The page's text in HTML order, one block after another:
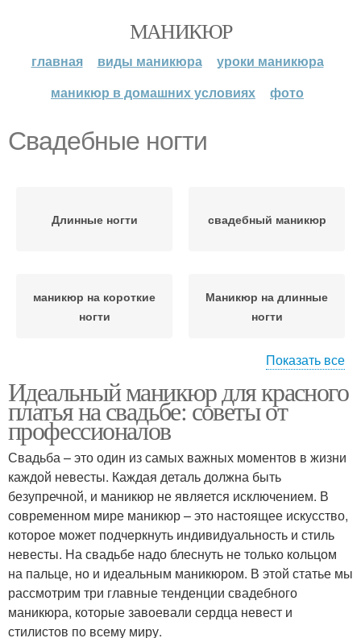
МАНИКЮР
главная виды маникюра
уроки маникюра
маникюр в домашних условиях
фото
Свадебные ногти
Длинные ногти свадебный маникюр
маникюр на короткие
ногти
Маникюр на длинные
ногти
Лак для свадебного
маникюра
Свадебное платье
Показать все
Идеальный маникюр для красного
платья на свадьбе: советы от
профессионалов
Свадьба – это один из самых важных моментов в жизни
каждой невесты. Каждая деталь должна быть
безупречной, и маникюр не является исключением. В
современном мире маникюр – это настоящее искусство,
которое может подчеркнуть индивидуальность и стиль
невесты. На свадьбе надо блеснуть не только кольцом
на пальце, но и идеальным маникюром. В этой статье мы
рассмотрим три главные тенденции свадебного
маникюра, которые завоевали сердца невест и
стилистов по всему миру.